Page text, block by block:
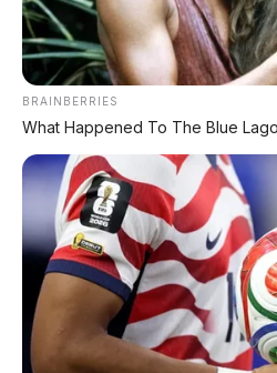
DIJUAL MOBIL
DIJUAL: Suzuki Swift
Kondisi Istimewa di
DIJUAL: Nissan
Kondisi Istimewa,
di Denpasar
DIJUAL: Mitsubishi
Matic – Surat Bali,
BRAINBERRIES
What Happened To The Blue